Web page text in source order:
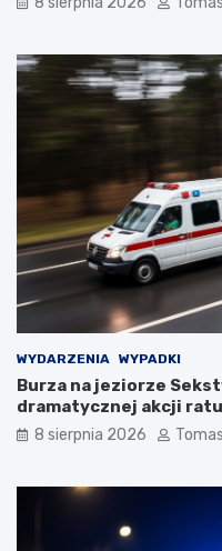
WYDARZENIA WYPADKI
Burza na jeziorze
dramatycznej akcji
8 sierpnia 2026